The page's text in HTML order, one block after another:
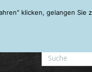
Mein Account About Autoren
klicken, gelangen Sie